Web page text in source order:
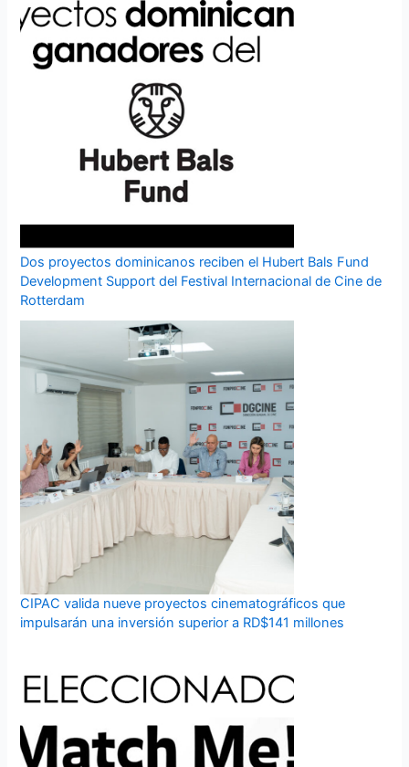
Dos proyectos dominicanos reciben el Hubert Bals Fund
Development Support del Festival Internacional de Cine de
Rotterdam
CIPAC valida nueve proyectos cinematográficos que
impulsarán una inversión superior a RD$141 millones